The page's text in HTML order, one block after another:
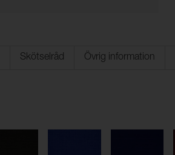
Skötselråd Övrig information